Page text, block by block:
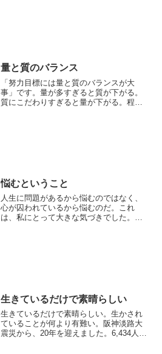
量と質のバランス
「努力目標には量と質のバランスが大
事」です。量が多すぎると質が下がる。
質にこだわりすぎると量が下がる。程々
悩むということ
人生に問題があるから悩むのではなく、
心が囚われているから悩むのだ。これ
は、私にとって大きな気づきでした。私
生きているだけで素晴らしい
生きているだけで素晴らしい。生かされ
ていることが何より有難い。阪神淡路大
震災から、20年を迎えました。6,434人の